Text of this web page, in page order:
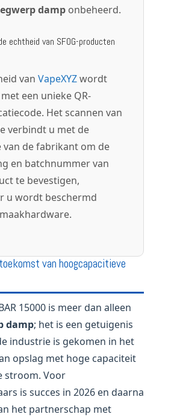
damp onbeheerd.
echtheid van SFOG-producten
van VapeXYZwordt
een unieke QR-
Het scannen van
verbindt u met de
van de fabrikant om de
en batchnummer van
te bevestigen,
u wordt beschermd
van hoogcapacitieve
15000 is meer dan alleen
damp; het is een getuigenis
industrie is gekomen in het
opslag met hoge capaciteit
stroom. Voor
is succes in 2026 en daarna
het partnerschap met